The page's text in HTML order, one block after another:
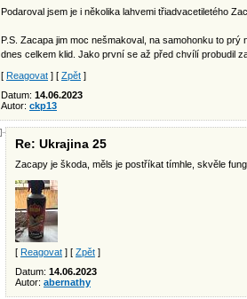
Podaroval jsem je i několika lahvemi třiadvacetiletého
P.S. Zacapa jim moc nešmakoval, na samohonku to prý
dnes celkem klid. Jako první se až před chvílí probudil
[ Reagovat ] [ Zpět ]
Datum: 14.06.2023
Autor: ckp13
Re: Ukrajina 25
Zacapy je škoda, měls je postříkat tímhle, skvěle
[ Reagovat ] [ Zpět ]
Datum: 14.06.2023
Autor: abernathy